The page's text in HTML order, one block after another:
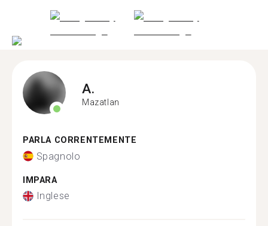
A.
Mazatlan
PARLA CORRENTEMENTE
Spagnolo
IMPARA
Inglese